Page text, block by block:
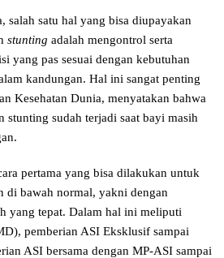
salah satu hal yang bisa diupayakan
stunting adalah mengontrol serta
yang pas sesuai dengan kebutuhan
kandungan. Hal ini sangat penting
Kesehatan Dunia, menyatakan bahwa
stunting sudah terjadi saat bayi masih
pertama yang bisa dilakukan untuk
di bawah normal, yakni dengan
yang tepat. Dalam hal ini meliputi
pemberian ASI Eksklusif sampai
ASI bersama dengan MP-ASI sampai